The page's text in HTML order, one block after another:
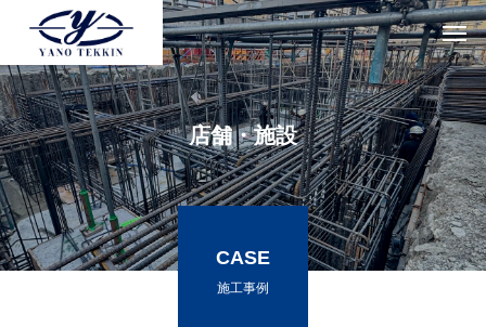
店舗・施設
CASE
施工事例